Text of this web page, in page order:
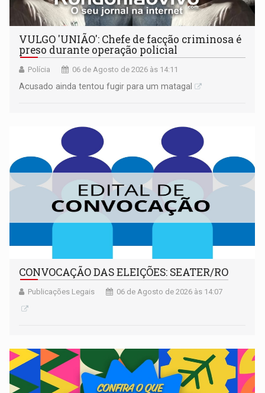
VULGO 'UNIÃO': Chefe de facção criminosa é
preso durante operação policial
Polícia 06 de Agosto de 2026 às 14:11
Acusado ainda tentou fugir para um matagal
CONVOCAÇÃO DAS ELEIÇÕES: SEATER/RO
Publicações Legais 06 de Agosto de 2026 às 14:07